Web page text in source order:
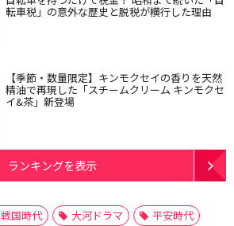
転車税」の意外な歴史と脱税が横行した理由
【季節・数量限定】キンモクセイの香りを天然
精油で再現した「スチームクリーム キンモクセ
イ&茶」新登場
ランキングを表示
戦国時代 大河ドラマ
平安時代